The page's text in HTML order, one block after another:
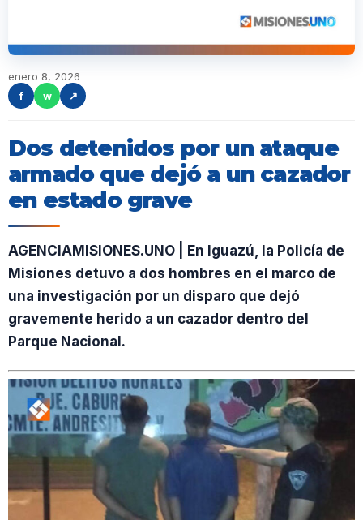
enero 8, 2026
f
w ↗
Dos detenidos por un ataque
armado que dejó a un cazador
en estado grave
AGENCIAMISIONES.UNO | En Iguazú, la Policía de
Misiones detuvo a dos hombres en el marco de
una investigación por un disparo que dejó
gravemente herido a un cazador dentro del
Parque Nacional.